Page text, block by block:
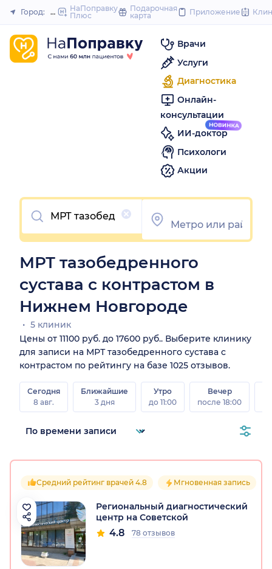
to
Закрыть
Город: Нижний Новгород
НаПоправку
Плюс
Подарочная
карта
Приложение
Врачи
Услуги
Диагностика
Онлайн-
консультации
ИИ-доктор
Психологи
Акции
Очистить
МРТ тазобедренного
сустава с контрастом в
Нижнем Новгороде
5 клиник
Цены от 11100 руб. до 17600 руб.. Выберите клинику
для записи на МРТ тазобедренного сустава с
контрастом по рейтингу на базе 1025 отзывов.
Сегодня
8 авг.
Ближайшие
3 дня
Утро
до 11:00
Вечер
после 18:00
Средний рейтинг врачей 4.8 Мгновенная запись
Региональный диагностический
центр на Советской
4.8 78 отзывов